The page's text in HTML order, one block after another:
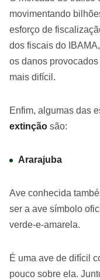
movimentando
esforço de
dos fiscais do
os danos
mais difícil.
Enfim, algumas das
extinção são:
Ararajuba
Ave conhecida
ser a ave símbolo
verde-e-amarela.
É uma ave de difícil
pouco sobre ela.